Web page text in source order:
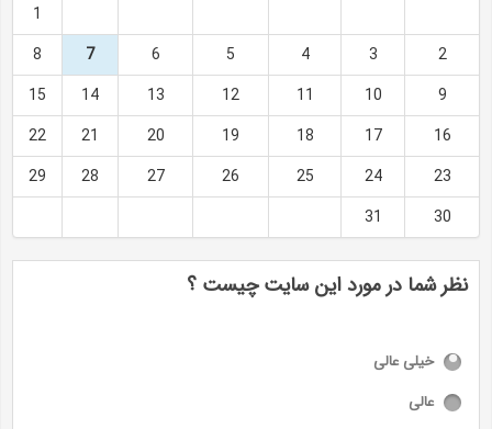
1
2
3
4
5
6
7
8
9
10
11
12
13
14
15
16
17
18
19
20
21
22
23
24
25
26
27
28
29
30
31
نظر شما در مورد این سایت چیست ؟
خیلی عالی
عالی